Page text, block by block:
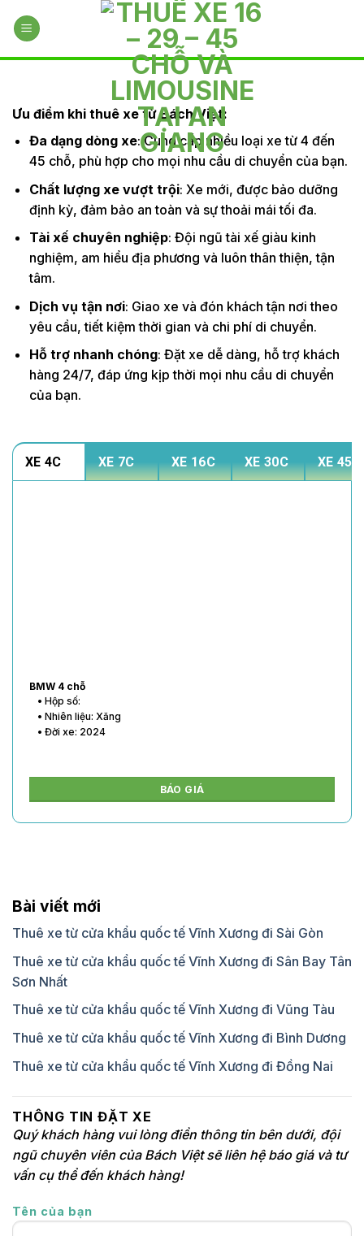
Ưu điểm khi thuê xe từ Bách Việt:
Đa dạng dòng xe: Cung cấp nhiều loại xe từ 4 đến
45 chỗ, phù hợp cho mọi nhu cầu di chuyển của bạn.
Chất lượng xe vượt trội: Xe mới, được bảo dưỡng
định kỳ, đảm bảo an toàn và sự thoải mái tối đa.
Tài xế chuyên nghiệp: Đội ngũ tài xế giàu kinh
nghiệm, am hiểu địa phương và luôn thân thiện, tận
tâm.
Dịch vụ tận nơi: Giao xe và đón khách tận nơi theo
yêu cầu, tiết kiệm thời gian và chi phí di chuyển.
Hỗ trợ nhanh chóng: Đặt xe dễ dàng, hỗ trợ khách
hàng 24/7, đáp ứng kịp thời mọi nhu cầu di chuyển
của bạn.
XE 4C XE 7C XE 16C XE 30C XE 45C
BMW 4 chỗ
• Hộp số:
• Nhiên liệu: Xăng
• Đời xe: 2024
BÁO GIÁ
Bài viết mới
Thuê xe từ cửa khẩu quốc tế Vĩnh Xương đi Sài Gòn
Thuê xe từ cửa khẩu quốc tế Vĩnh Xương đi Sân Bay Tân
Sơn Nhất
Thuê xe từ cửa khẩu quốc tế Vĩnh Xương đi Vũng Tàu
Thuê xe từ cửa khẩu quốc tế Vĩnh Xương đi Bình Dương
Thuê xe từ cửa khẩu quốc tế Vĩnh Xương đi Đồng Nai
THÔNG TIN ĐẶT XE
Quý khách hàng vui lòng điền thông tin bên dưới, đội
ngũ chuyên viên của Bách Việt sẽ liên hệ báo giá và tư
vấn cụ thể đến khách hàng!
Tên của bạn